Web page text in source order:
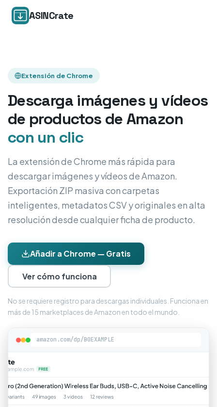
ASINCrate
Extensión de Chrome
Descarga imágenes y vídeos
de productos de Amazon
con un clic
La extensión de Chrome más rápida para
descargar imágenes y vídeos de Amazon.
Exportación ZIP masiva con carpetas
inteligentes, metadatos CSV y originales en alta
resolución desde cualquier ficha de producto.
Añadir a Chrome — Gratis
Ver cómo funciona
No se requiere registro para descargas individuales. Funciona en
más de 15 marketplaces de Amazon en todo el mundo.
amazon.com/dp/B0EXAMPLE